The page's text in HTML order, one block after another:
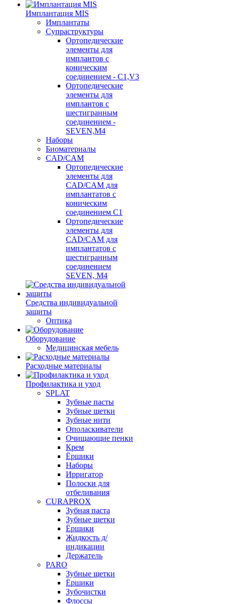
Имплантация MIS
Имплантаты
Супраструктуры
Ортопедические
элементы для
имплантов с
коническим
соединением - C1,V3
Ортопедические
элементы для
имплантов с
шестигранным
соединением -
SEVEN,M4
Наборы
Биоматериалы
CAD/CAM
Ортопедические
элементы для
CAD/CAM для
имплантатов с
коническим
соединением С1
Ортопедические
элементы для
CAD/CAM для
имплантатов с
шестигранным
соединением
SEVEN, М4
Средства индивидуальной
защиты
Оптика
Оборудование
Медицинская мебель
Расходные материалы
Профилактика и уход
SPLAT
Зубные пасты
Зубные щетки
Зубные нити
Ополаскиватели
Очищающие пенки
Крем
Ёршики
Наборы
Ирригатор
Полоски для
отбеливания
CURAPROX
Зубная паста
Зубные щетки
Ёршики
Жидкость д/
индикации
Держатель
PARO
Зубные щетки
Ёршики
Зубочистки
Флоссы